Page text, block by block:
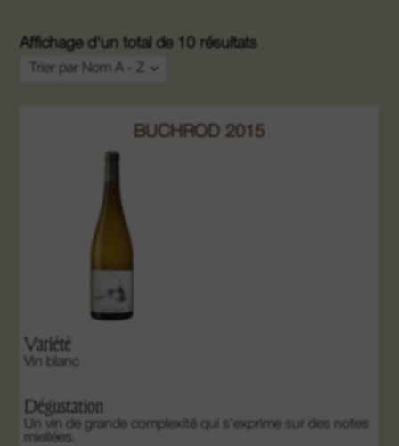
Affichage d'un total de 10 résultats
Trier par Nom A - Z
Trier par Nouveauté
BUCHROD 2015
Variété
Vin blanc
Dégustation
Un vin de grande complexité qui s’exprime sur des notes
miellées.